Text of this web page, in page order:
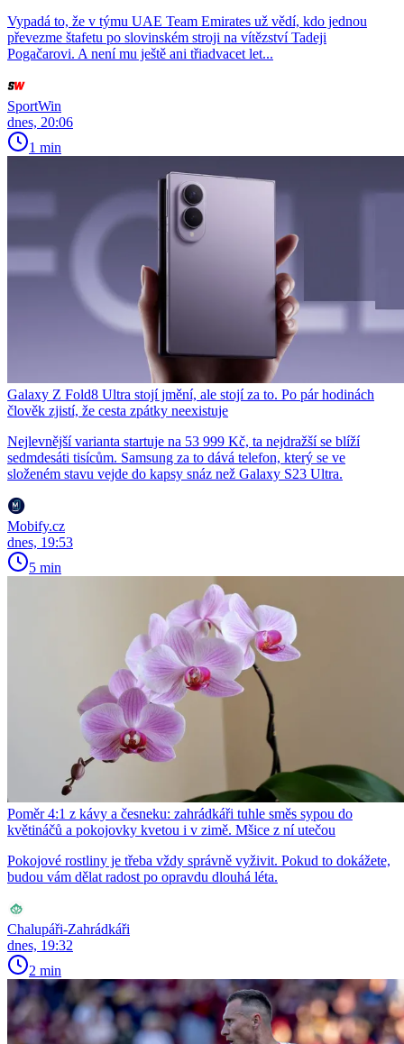
Vypadá to, že v týmu UAE Team Emirates už vědí, kdo jednou
převezme štafetu po slovinském stroji na vítězství Tadeji
Pogačarovi. A není mu ještě ani třiadvacet let...
SportWin
dnes, 20:06
1 min
Galaxy Z Fold8 Ultra stojí jmění, ale stojí za to. Po pár hodinách
člověk zjistí, že cesta zpátky neexistuje
Nejlevnější varianta startuje na 53 999 Kč, ta nejdražší se blíží
sedmdesáti tisícům. Samsung za to dává telefon, který se ve
složeném stavu vejde do kapsy snáz než Galaxy S23 Ultra.
Mobify.cz
dnes, 19:53
5 min
Poměr 4:1 z kávy a česneku: zahrádkáři tuhle směs sypou do
květináčů a pokojovky kvetou i v zimě. Mšice z ní utečou
Pokojové rostliny je třeba vždy správně vyživit. Pokud to dokážete,
budou vám dělat radost po opravdu dlouhá léta.
Chalupáři-Zahrádkáři
dnes, 19:32
2 min